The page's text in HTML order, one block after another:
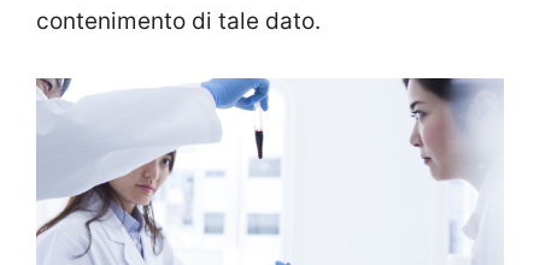
contenimento di tale dato.